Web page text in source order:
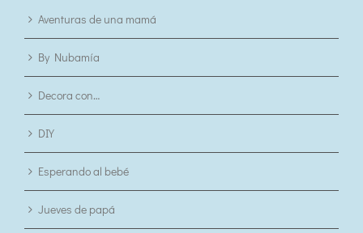
Aventuras de una mamá
By Nubamía
Decora con…
DIY
Esperando al bebé
Jueves de papá